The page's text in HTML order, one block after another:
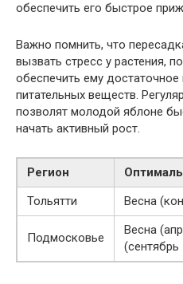
обеспечить его быстрое
Важно помнить, что
вызвать стресс у растения,
обеспечить ему достаточное
питательных веществ.
позволят молодой яблоне
начать активный рост.
Регион
Тольятти
Весна
Подмосковье
Весна